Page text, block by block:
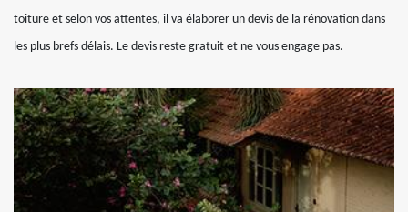
toiture et selon vos attentes, il va élaborer un devis de la rénovation dans
les plus brefs délais. Le devis reste gratuit et ne vous engage pas.